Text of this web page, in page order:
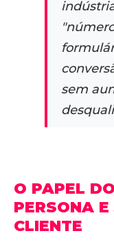
sem
O PAPEL
PERSONA
CLIENTE